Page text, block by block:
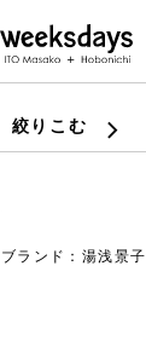
絞りこむ
ブランド：湯浅景子